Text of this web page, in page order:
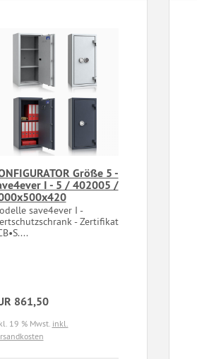
Größe 5 -
I - 5 / 402005 /
save4ever I -
- Zertifikat
861,50
19 % Mwst. inkl.